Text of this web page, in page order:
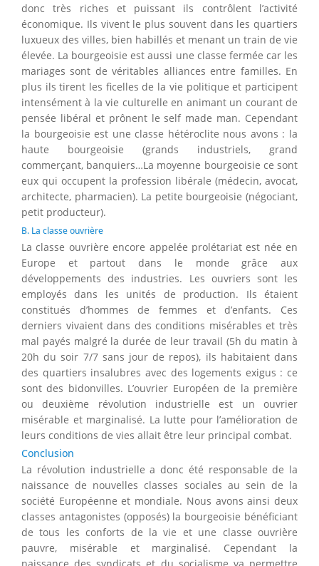
donc très riches et puissant ils contrôlent l’activité
économique. Ils vivent le plus souvent dans les quartiers
luxueux des villes, bien habillés et menant un train de vie
élevée. La bourgeoisie est aussi une classe fermée car les
mariages sont de véritables alliances entre familles. En
plus ils tirent les ficelles de la vie politique et participent
intensément à la vie culturelle en animant un courant de
pensée libéral et prônent le self made man. Cependant
la bourgeoisie est une classe hétéroclite nous avons : la
haute bourgeoisie (grands industriels, grand
commerçant, banquiers…La moyenne bourgeoisie ce sont
eux qui occupent la profession libérale (médecin, avocat,
architecte, pharmacien). La petite bourgeoisie (négociant,
petit producteur).
B. La classe ouvrière
La classe ouvrière encore appelée prolétariat est née en
Europe et partout dans le monde grâce aux
développements des industries. Les ouvriers sont les
employés dans les unités de production. Ils étaient
constitués d’hommes de femmes et d’enfants. Ces
derniers vivaient dans des conditions misérables et très
mal payés malgré la durée de leur travail (5h du matin à
20h du soir 7/7 sans jour de repos), ils habitaient dans
des quartiers insalubres avec des logements exigus : ce
sont des bidonvilles. L’ouvrier Européen de la première
ou deuxième révolution industrielle est un ouvrier
misérable et marginalisé. La lutte pour l’amélioration de
leurs conditions de vies allait être leur principal combat.
Conclusion
La révolution industrielle a donc été responsable de la
naissance de nouvelles classes sociales au sein de la
société Européenne et mondiale. Nous avons ainsi deux
classes antagonistes (opposés) la bourgeoisie bénéficiant
de tous les conforts de la vie et une classe ouvrière
pauvre, misérable et marginalisé. Cependant la
naissance des syndicats et du socialisme va permettre